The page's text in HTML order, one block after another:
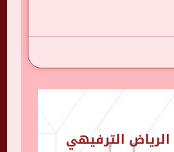
الترفيهي